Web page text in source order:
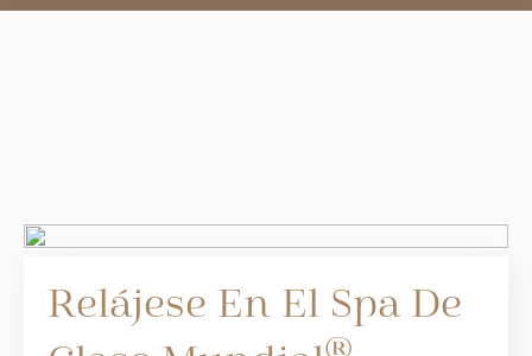
Relájese En El Spa De